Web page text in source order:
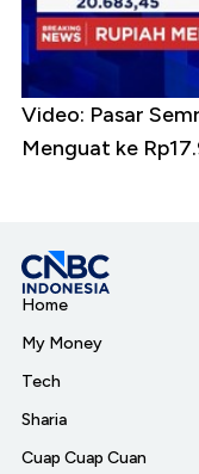
Video: Pasar
Menguat ke
Home
My Money
Tech
Sharia
Cuap Cuap Cuan